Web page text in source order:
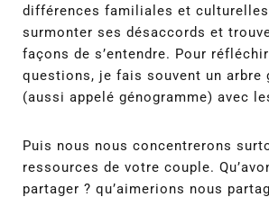
différences familiales et
surmonter ses désaccords et
façons de s’entendre. Pour
questions, je fais souvent un arbre
(aussi appelé génogramme) avec
Puis nous nous concentrerons
ressources de votre couple.
partager ? qu’aimerions nous